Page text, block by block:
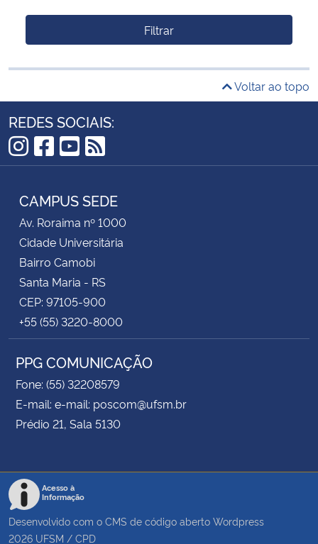
Filtrar
Voltar ao topo
REDES SOCIAIS:
Instagram
Facebook
YouTube
RSS
CAMPUS SEDE
Av. Roraima nº 1000
Cidade Universitária
Bairro Camobi
Santa Maria - RS
CEP: 97105-900
+55 (55) 3220-8000
PPG COMUNICAÇÃO
Fone: (55) 32208579
E-mail: e-mail: poscom@ufsm.br
Prédio 21, Sala 5130
Acesso à
Informação
Desenvolvido com o CMS de código aberto Wordpress
2026 UFSM / CPD